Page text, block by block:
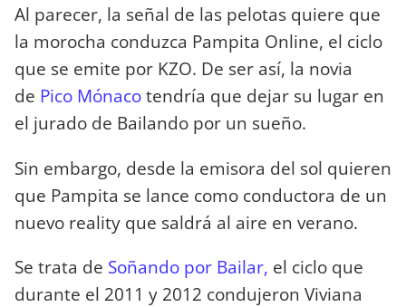
Al parecer, la señal de las pelotas quiere que
la morocha conduzca Pampita Online, el ciclo
que se emite por KZO. De ser así, la novia
de Pico Mónacotendría que dejar su lugar en
el jurado de Bailando por un sueño.
Sin embargo, desde la emisora del sol quieren
que Pampita se lance como conductora de un
nuevo reality que saldrá al aire en verano.
Se trata de Soñando por Bailar, el ciclo que
durante el 2011 y 2012 condujeron Viviana